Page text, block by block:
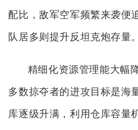
配比，敌军空军频繁来袭便
队居多则提升反坦克炮存量。
精细化资源管理能大幅
多数掠夺者的进攻目标是海
库逐级升满，利用仓库容量